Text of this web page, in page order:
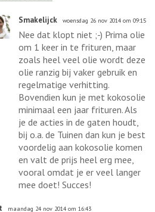
Smakelijck woensdag 26 nov 2014 om 09:15
Nee dat klopt niet ;-) Prima olie
om 1 keer in te frituren, maar
zoals heel veel olie wordt deze
olie ranzig bij vaker gebruik en
regelmatige verhitting.
Bovendien kun je met kokosolie
minimaal een jaar frituren. Als
je de acties in de gaten houdt,
bij o.a. de Tuinen dan kun je best
voordelig aan kokosolie komen
en valt de prijs heel erg mee,
vooral omdat je er veel langer
mee doet! Succes!
maandag 24 nov 2014 om 16:43